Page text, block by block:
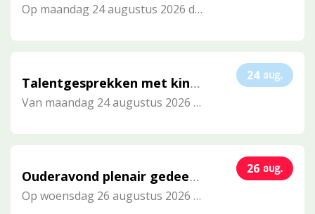
Op maandag 24 augustus 2026 de gehele dag
Talentgesprekken met kinderen na schooltijd tot 11 sept
Van maandag 24 augustus 2026
aug.
24
Ouderavond plenair gedeelte ‘Talenten’ en groepsgedeelte het onderwijs/doelen dit schooljaar
Op woensdag 26 augustus 2026
aug.
26